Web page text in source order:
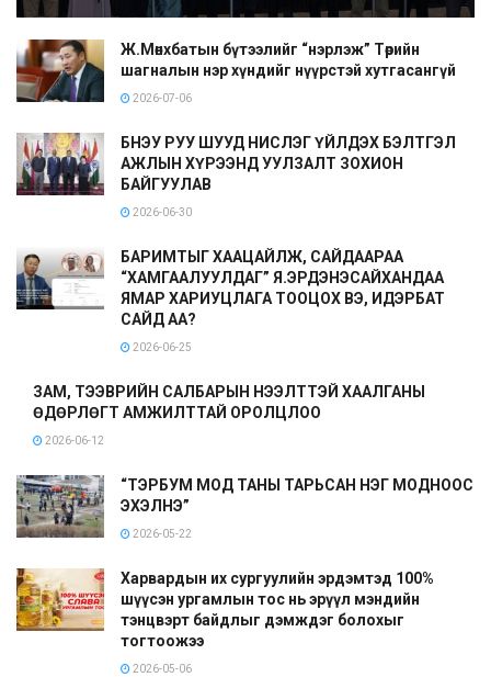
Ж.Мөнхбатын бүтээлийг “нэрлэж” Төрийн
шагналын нэр хүндийг нүүрстэй хутгасангүй
2026-07-06
БНЭУ РУУ ШУУД НИСЛЭГ ҮЙЛДЭХ БЭЛТГЭЛ
АЖЛЫН ХҮРЭЭНД УУЛЗАЛТ ЗОХИОН
БАЙГУУЛАВ
2026-06-30
БАРИМТЫГ ХААЦАЙЛЖ, САЙДААРАА
“ХАМГААЛУУЛДАГ” Я.ЭРДЭНЭСАЙХАНДАА
ЯМАР ХАРИУЦЛАГА ТООЦОХ ВЭ, ИДЭРБАТ
САЙД АА?
2026-06-25
ЗАМ, ТЭЭВРИЙН САЛБАРЫН НЭЭЛТТЭЙ ХААЛГАНЫ
ӨДӨРЛӨГТ АМЖИЛТТАЙ ОРОЛЦЛОО
2026-06-12
“ТЭРБУМ МОД ТАНЫ ТАРЬСАН НЭГ МОДНООС
ЭХЭЛНЭ”
2026-05-22
Харвардын их сургуулийн эрдэмтэд 100%
шүүсэн ургамлын тос нь эрүүл мэндийн
тэнцвэрт байдлыг дэмждэг болохыг
тогтоожээ
2026-05-06